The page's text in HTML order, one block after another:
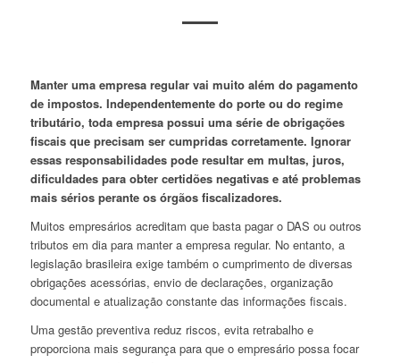
Manter uma empresa regular vai muito além do pagamento
de impostos. Independentemente do porte ou do regime
tributário, toda empresa possui uma série de obrigações
fiscais que precisam ser cumpridas corretamente. Ignorar
essas responsabilidades pode resultar em multas, juros,
dificuldades para obter certidões negativas e até problemas
mais sérios perante os órgãos fiscalizadores.
Muitos empresários acreditam que basta pagar o DAS ou outros
tributos em dia para manter a empresa regular. No entanto, a
legislação brasileira exige também o cumprimento de diversas
obrigações acessórias, envio de declarações, organização
documental e atualização constante das informações fiscais.
Uma gestão preventiva reduz riscos, evita retrabalho e
proporciona mais segurança para que o empresário possa focar